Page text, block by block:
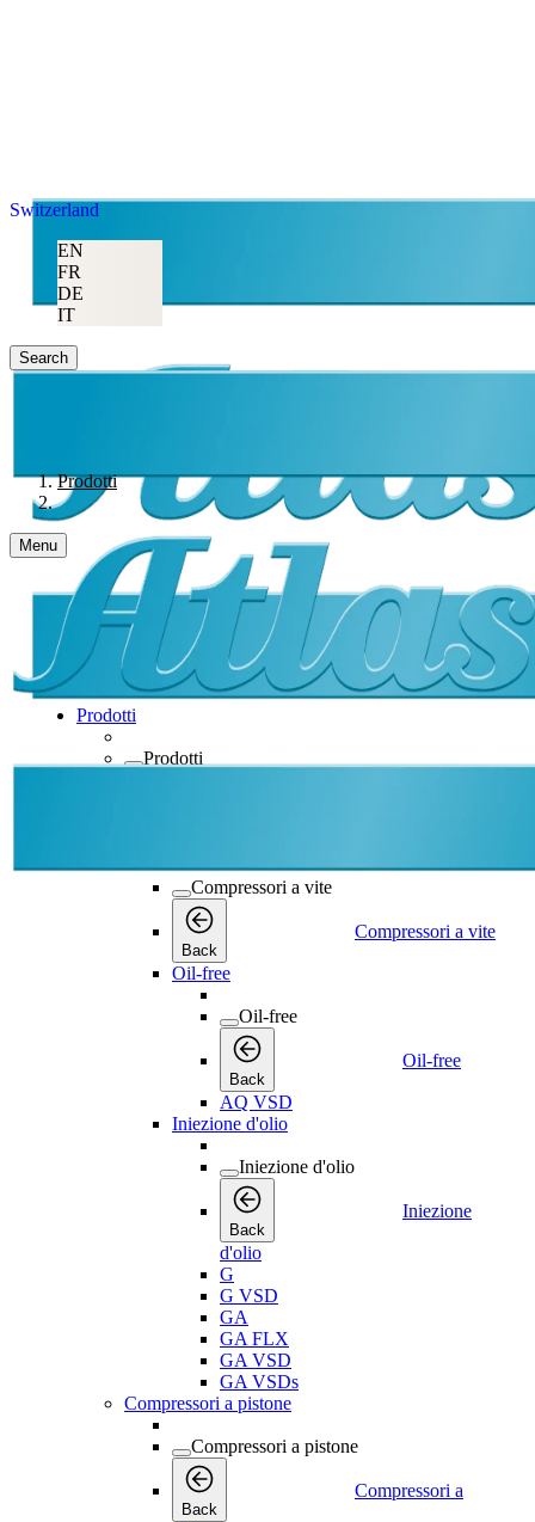
Switzerland
EN
FR
DE
IT
Search
Prodotti
Menu
Prodotti
Prodotti
Compressori a vite
Back
Compressori a vite
Oil-free
Oil-free
Back
Oil-free
AQ VSD
Iniezione d'olio
Iniezione d'olio
Back
Iniezione
d'olio
G
G VSD
GA
GA FLX
GA VSD
GA VSDs
Compressori a pistone
Compressori a pistone
Back
Compressori a